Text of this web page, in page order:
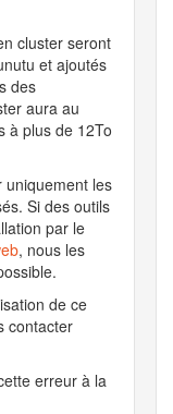
cluster seront
et ajoutés
des
aura au
à plus de 12To
uniquement les
Si des outils
par le
, nous les
de ce
contacter
erreur à la